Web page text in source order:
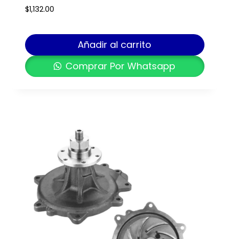
$1,132.00
Añadir al carrito
Comprar Por Whatsapp